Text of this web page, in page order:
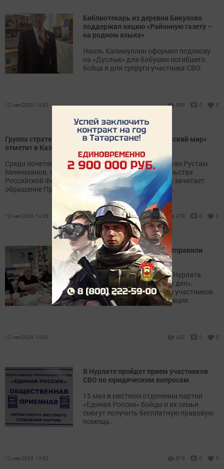
Библиотекарь из деревни Бикулово
поддержал акцию «Районную газету –
на родном языке»
Наиль Калимуллин оформил подписку
на «Дуслык» для бабушки погибшего
бойца и для супруги участника СВО.
12 мая 2026, 14:30 505 0 0
Группа стратегического видения «Россия — Исламский мир»
отметит в Казани 20-летие
Среди почетных гостей — Раис Республики Татарстан Рустам
Минниханов, заместитель Председателя Правительства
Российской Федерации Марат Хуснуллин, который зачитает
обращение Президента России Владимира Путина.
12 мая 2026, 14:28 473 0 0
Более 600 «сухих душей» отправили
бойцам из Нурлата
В центральной библиотеке Нурлата
прошла акция «Час добрых дел»,
приуроченная к поддержке участников
специальной военной операции.
12 мая 2026, 14:00 422 0 0
В Нурлате пройдет прием участников
СВО по юридическим вопросам
15 мая в местном отделении партии
«Единая Россия» бойцы и их семьи
смогут получить бесплатную правовую
помощь.
12 мая 2026, 13:52 813 0 0